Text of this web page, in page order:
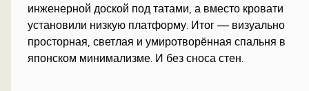
инженерной доской под татами, а вместо кровати
установили низкую платформу. Итог — визуально
просторная, светлая и умиротворённая спальня в
японском минимализме. И без сноса стен.